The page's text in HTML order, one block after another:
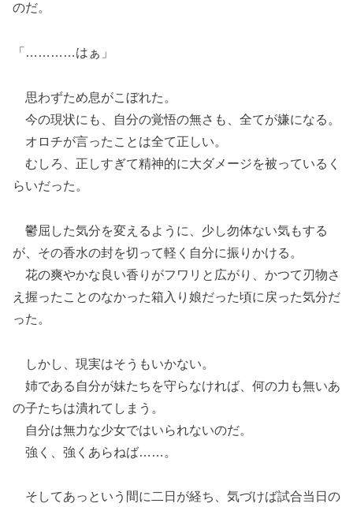
のだ。
「…………はぁ」
思わずため息がこぼれた。
今の現状にも、自分の覚悟の無さも、全てが嫌になる。
オロチが言ったことは全て正しい。
むしろ、正しすぎて精神的に大ダメージを被っているく
らいだった。
鬱屈した気分を変えるように、少し勿体ない気もする
が、その香水の封を切って軽く自分に振りかける。
花の爽やかな良い香りがフワリと広がり、かつて刃物さ
え握ったことのなかった箱入り娘だった頃に戻った気分だ
った。
しかし、現実はそうもいかない。
姉である自分が妹たちを守らなければ、何の力も無いあ
の子たちは潰れてしまう。
自分は無力な少女ではいられないのだ。
強く、強くあらねば……。
そしてあっという間に二日が経ち、気づけば試合当日の